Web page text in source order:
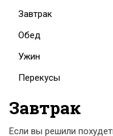
Завтрак
Обед
Ужин
Перекусы
Завтрак
Если вы решили